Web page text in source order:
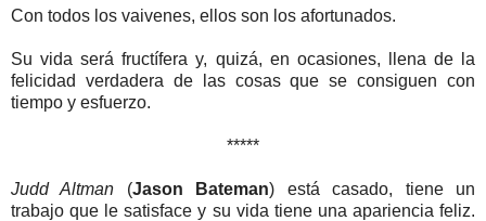
Con todos los vaivenes, ellos son los afortunados.
Su vida será fructífera y, quizá, en ocasiones, llena de la
felicidad verdadera de las cosas que se consiguen con
tiempo y esfuerzo.
*****
Judd Altman (Jason Bateman) está casado, tiene un
trabajo que le satisface y su vida tiene una apariencia feliz.